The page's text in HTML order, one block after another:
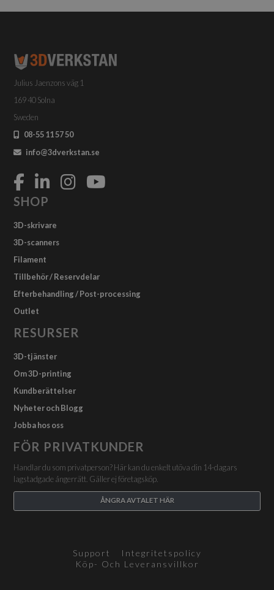
Julius Jaenzons väg 1
169 40 Solna
Sweden
08-55 11 57 50
info@3dverkstan.se
SHOP
3D-skrivare
3D-scanners
Filament
Tillbehör / Reservdelar
Efterbehandling / Post-processing
Outlet
RESURSER
3D-tjänster
Om 3D-printing
Kundberättelser
Nyheter och Blogg
Jobba hos oss
FÖR PRIVATKUNDER
Handlar du som privatperson? Här kan du enkelt utöva din 14-dagars
lagstadgade ångerrätt. Gäller ej företagsköp.
ÅNGRA AVTALET HÄR
Support
Integritetspolicy
Köp- Och Leveransvillkor